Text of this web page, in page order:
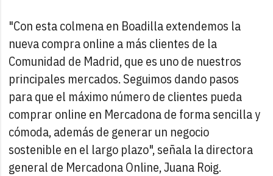
"Con esta colmena en Boadilla extendemos la
nueva compra online a más clientes de la
Comunidad de Madrid, que es uno de nuestros
principales mercados. Seguimos dando pasos
para que el máximo número de clientes pueda
comprar online en Mercadona de forma sencilla y
cómoda, además de generar un negocio
sostenible en el largo plazo", señala la directora
general de Mercadona Online, Juana Roig.